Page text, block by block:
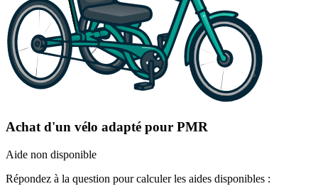
Achat d'un vélo adapté pour PMR
Aide non disponible
Répondez à la question pour calculer les aides disponibles :